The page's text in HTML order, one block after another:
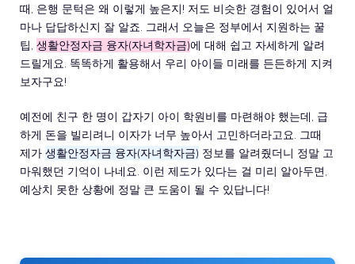
때, 은행 문턱은 왜 이렇게 높은지! 저도 비슷한 경험이 있어서 얼
마나 답답하신지 잘 알죠. 그래서 오늘은 정부에서 지원하는 꿀
팁, 생활안정자금 융자(자녀학자금)에 대해 쉽고 자세하게 알려
드릴게요. 똑똑하게 활용해서 우리 아이들 미래를 든든하게 지켜
보자구요!
예전에 친구 한 명이 갑자기 아이 학원비를 마련해야 했는데, 급
하게 돈을 빌리려니 이자가 너무 높아서 고민하더라고요. 그때
제가 생활안정자금 융자(자녀학자금) 정보를 알려줬더니 정말 고
마워했던 기억이 나네요. 이런 제도가 있다는 걸 미리 알아두면,
예상치 못한 상황에 정말 큰 도움이 될 수 있답니다!